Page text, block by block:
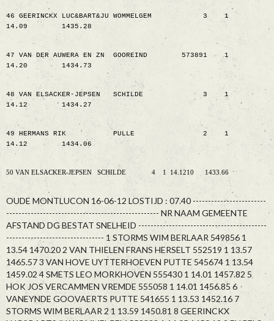
46 GEERINCKX LUC&BART&JU WOMMELGEM 3
1
14.09
1435.28
47 VAN DER AUWERA EN ZN GOOREIND 573891
1
14.20
1434.73
48 VAN ELSACKER-JEPSEN SCHILDE 3
1
14.12
1434.27
49 HERMANS RIK PULLE 2
1
14.12
1434.06
50 VAN ELSACKER-JEPSEN SCHILDE 4 1 14.1210 1433.66
OUDE MONTLUCON 16-06-12 LOSTIJD : 07.40 ------------------------
-------------------------------------------------- NR NAAM GEMEENTE
AFSTAND DG BESTAT SNELHEID ------------------------------------------
-------------------------------- 1 STORMS WIM BERLAAR 549856 1
13.54 1470.20 2 VAN THIELEN FRANS HERSELT 552519 1 13.57
1465.57 3 VAN HOVE UYTTERHOEVEN PUTTE 545674 1 13.54
1459.02 4 SMETS LEO MORKHOVEN 555430 1 14.01 1457.82 5
HOK JOS VERCAMMEN VREMDE 555058 1 14.01 1456.85 6
VANEYNDE GOOVAERTS PUTTE 541655 1 13.53 1452.16 7
STORMS WIM BERLAAR 2 1 13.59 1450.81 8 GEERINCKX